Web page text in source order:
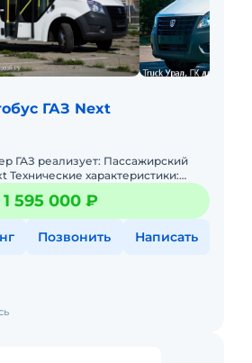
ГАЗ Next
ГАЗ реализует: Пассажирский
18+1 Тип автобуса пригородный
1 595 000 ₽
Позвонить Написать